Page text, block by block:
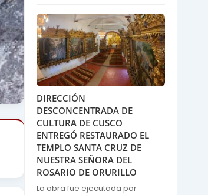
DIRECCIÓN
DESCONCENTRADA DE
CULTURA DE CUSCO
ENTREGÓ RESTAURADO EL
TEMPLO SANTA CRUZ DE
NUESTRA SEÑORA DEL
ROSARIO DE ORURILLO
La obra fue ejecutada por